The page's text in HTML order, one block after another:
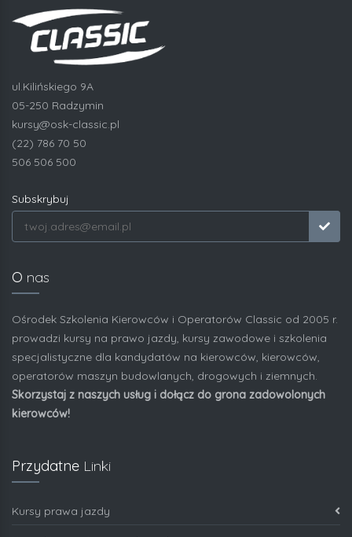
ul.Kilińskiego 9A
05-250 Radzymin
kursy@osk-classic.pl
(22) 786 70 50
506 506 500
Subskrybuj
O nas
Ośrodek Szkolenia Kierowców i Operatorów Classic od 2005 r.
prowadzi kursy na prawo jazdy, kursy zawodowe i szkolenia
specjalistyczne dla kandydatów na kierowców, kierowców,
operatorów maszyn budowlanych, drogowych i ziemnych.
Skorzystaj z naszych usług i dołącz do grona zadowolonych
kierowców!
Przydatne Linki
Kursy prawa jazdy